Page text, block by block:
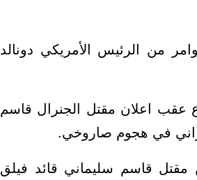
من الرئيس الأمريكي دونالد
عقب اعلان مقتل الجنرال قاسم
في هجوم صاروخي.
قاسم سليماني قائد فيلق